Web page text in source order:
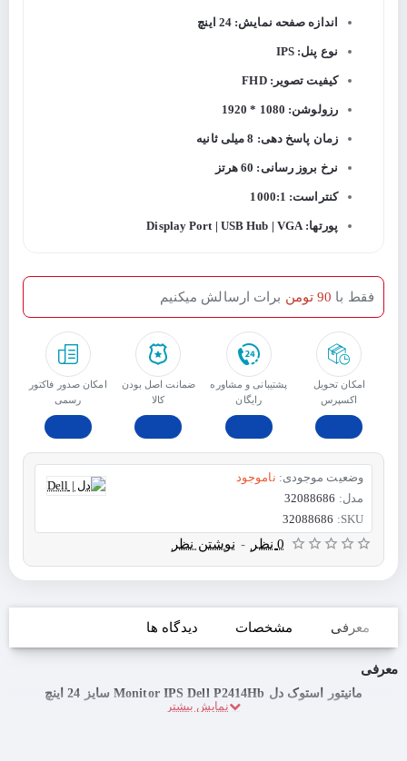
اندازه صفحه نمایش: 24 اینچ
نوع پنل: IPS
کیفیت تصویر: FHD
رزولوشن: 1080 * 1920
زمان پاسخ دهی: 8 میلی ثانیه
نرخ بروز رسانی: 60 هرتز
کنتراست: 1000:1
پورتها: Display Port | USB Hub | VGA
امکان تحویل
اکسپرس
پشتیبانی و مشاوره
رایگان
ﺿﻤﺎﻧﺖ اﺻﻞ ﺑﻮدن
ﮐﺎﻟﺎ
امکان صدور فاکتور
رسمی
فقط با 90 تومن برات ارسالش میکنیم
وضعیت موجودی: ناموجود
مدل: 32088686
SKU:
32088686
0 نظر - نوشتن نظر
معرفی مشخصات دیدگاه ها
معرفی
مانیتور استوک دل Monitor IPS Dell P2414Hb سایز 24 اینچ